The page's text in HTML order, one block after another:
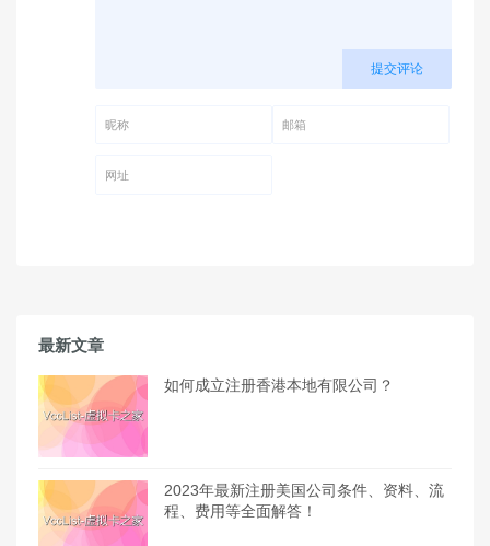
提交评论
最新文章
如何成立注册香港本地有限公司？
2023年最新注册美国公司条件、资料、流
程、费用等全面解答！